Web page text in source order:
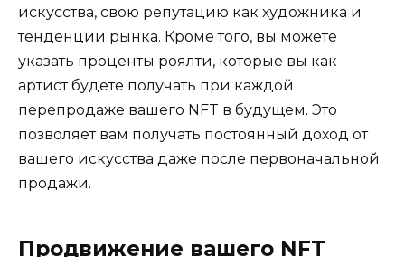
искусства, свою репутацию как художника и
тенденции рынка. Кроме того, вы можете
указать проценты роялти, которые вы как
артист будете получать при каждой
перепродаже вашего NFT в будущем. Это
позволяет вам получать постоянный доход от
вашего искусства даже после первоначальной
продажи.
Продвижение вашего NFT